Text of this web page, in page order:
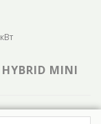
MINI